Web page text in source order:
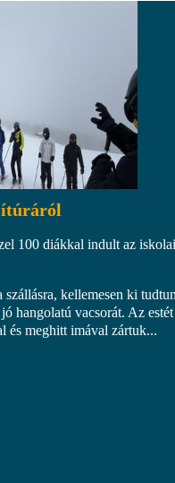
100 diákkal indult az iskolai
kellemesen ki
hangolatú vacsorát. Az estét
és meghitt imával zártuk...